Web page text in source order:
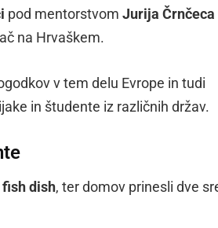
pod mentorstvom Jurija Črnčeca
na Hrvaškem.
v tem delu Evrope in tudi
in študente iz različnih držav.
fish dish, ter domov prinesli dve